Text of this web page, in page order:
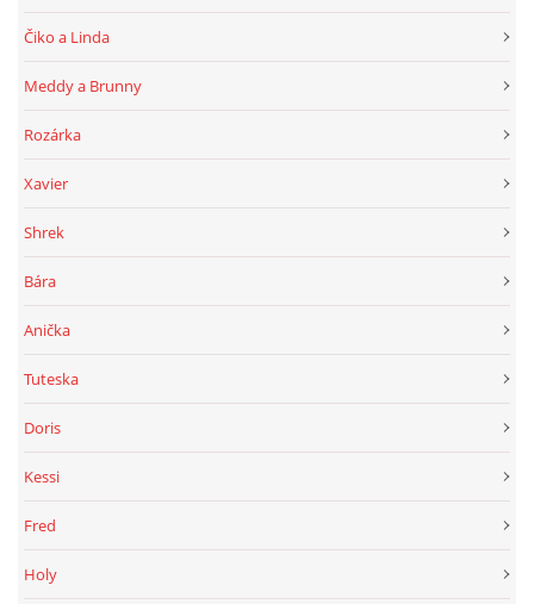
Čiko a Linda
Meddy a Brunny
Rozárka
Xavier
Shrek
Bára
Anička
Tuteska
Doris
Kessi
Fred
Holy